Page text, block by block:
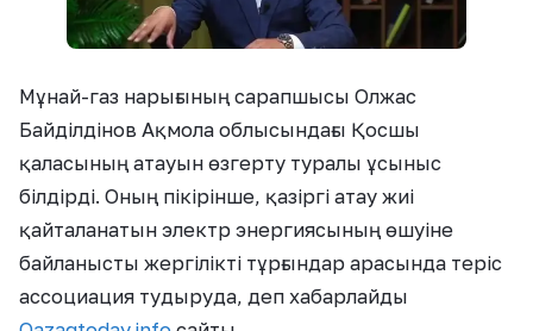
Мұнай-газ нарығының сарапшысы Олжас
Байділдінов Ақмола облысындағы Қосшы
қаласының атауын өзгерту туралы ұсыныс
білдірді. Оның пікірінше, қазіргі атау жиі
қайталанатын электр энергиясының өшуіне
байланысты жергілікті тұрғындар арасында теріс
ассоциация тудыруда, деп хабарлайды